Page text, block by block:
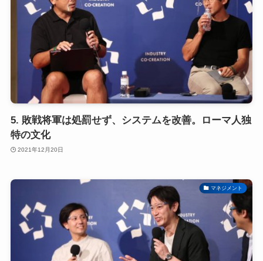
5. 敗戦将軍は処罰せず、システムを改善。ローマ人独
特の文化
2021年12月20日
マネジメント